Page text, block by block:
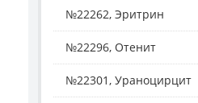
№22262, Эритрин
№22296, Отенит
№22301, Ураноцирцит